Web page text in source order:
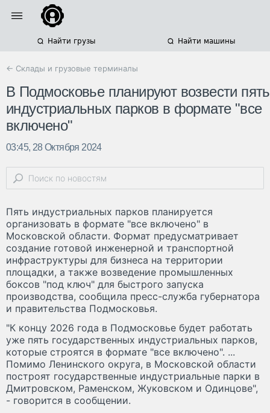
Найти грузы Найти машины
← Склады и грузовые терминалы
В Подмосковье планируют возвести пять
индустриальных парков в формате "все
включено"
03:45, 28 Октября 2024
Пять индустриальных парков планируется
организовать в формате "все включено" в
Московской области. Формат предусматривает
создание готовой инженерной и транспортной
инфраструктуры для бизнеса на территории
площадки, а также возведение промышленных
боксов "под ключ" для быстрого запуска
производства, сообщила пресс-служба губернатора
и правительства Подмосковья.
"К концу 2026 года в Подмосковье будет работать
уже пять государственных индустриальных парков,
которые строятся в формате "все включено". ...
Помимо Ленинского округа, в Московской области
построят государственные индустриальные парки в
Дмитровском, Раменском, Жуковском и Одинцове",
- говорится в сообщении.